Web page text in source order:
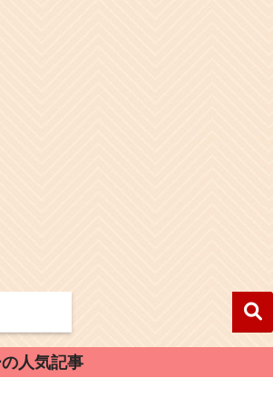
人気記事